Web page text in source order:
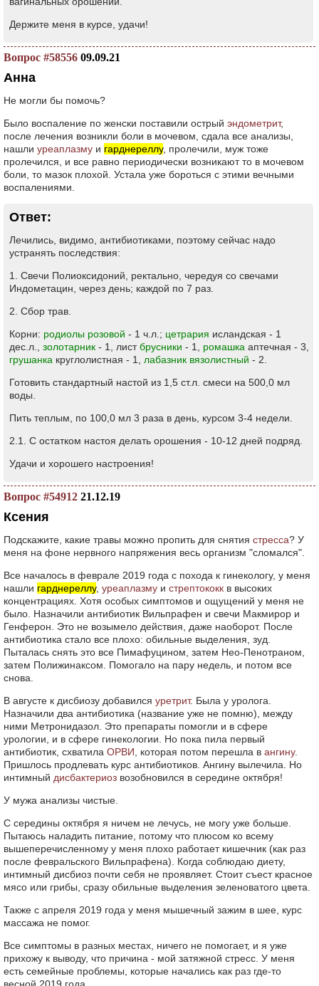
Держите меня в курсе, удачи!
Вопрос #58556 09.09.21
Анна
Не могли бы помочь?
Было воспаление по женски поставили острый эндометрит,
после лечения возникли боли в мочевом, сдала все анализы,
нашли уреаплазму и гарднереллу, пролечили, муж тоже
пролечился, и все равно периодически возникают то в мочевом
боли, то мазок плохой. Устала уже бороться с этими вечными
воспалениями.
Ответ:
Лечились, видимо, антибиотиками, поэтому сейчас надо
устранять последствия:
1. Свечи Полиоксидоний, ректально, чередуя со свечами
Индометацин, через день; каждой по 7 раз.
2. Сбор трав.
Корни: родиолы розовой - 1 ч.л.; цетрария исландская - 1
дес.л., золотарник - 1, листбрусники - 1, ромашка аптечная - 3,
грушанка круглолистная - 1, лабазник вязолистный - 2.
Готовить стандартный настой из 1,5 ст.л. смеси на 500,0 мл
воды.
Пить теплым, по 100,0 мл 3 раза в день, курсом 3-4 недели.
2.1. С остатком настоя делать орошения - 10-12 дней подряд.
Удачи и хорошего настроения!
Вопрос #54912 21.12.19
Ксения
Подскажите, какие травы можно пропить для снятия стресса? У
меня на фоне нервного напряжения весь организм "сломался".
Все началось в феврале 2019 года с похода к гинекологу, у меня
нашли гарднереллу, уреаплазму и стрептококк в высоких
концентрациях. Хотя особых симптомов и ощущений у меня не
было. Назначили антибиотик Вильпрафен и свечи Макмирор и
Генферон. Это не возымело действия, даже наоборот. После
антибиотика стало все плохо: обильные выделения, зуд.
Пыталась снять это все Пимафуцином, затем Нео-Пенотраном,
затем Полижинаксом. Помогало на пару недель, и потом все
снова.
В августе к дисбиозу добавился уретрит. Была у уролога.
Назначили два антибиотика (название уже не помню), между
ними Метронидазол. Это препараты помогли и в сфере
урологии, и в сфере гинекологии. Но пока пила первый
антибиотик, схватила ОРВИ , которая потом перешла в ангину.
Пришлось продлевать курс антибиотиков. Ангину вылечила. Но
интимный дисбактериоз возобновился в середине октября!
У мужа анализы чистые.
С середины октября я ничем не лечусь, не могу уже больше.
Пытаюсь наладить питание, потому что плюсом ко всему
вышеперечисленному у меня плохо работает кишечник (как раз
после февральского Вильпрафена). Когда соблюдаю диету,
интимный дисбиоз почти себя не проявляет. Стоит съест красное
мясо или грибы, сразу обильные выделения зеленоватого цвета.
Также с апреля 2019 года у меня мышечный зажим в шее, курс
массажа не помог.
Все симптомы в разных местах, ничего не помогает, и я уже
прихожу к выводу, что причина - мой затяжной стресс. У меня
есть семейные проблемы, которые начались как раз где-то